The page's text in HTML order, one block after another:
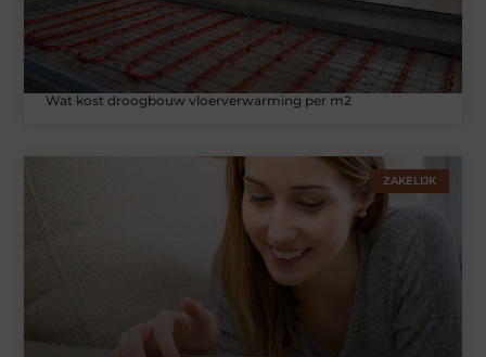
Wat kost droogbouw vloerverwarming per m2
ZAKELIJK